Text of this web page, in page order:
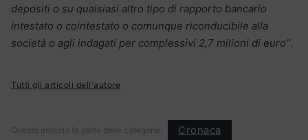
depositi o su qualsiasi altro tipo di rapporto bancario
intestato o cointestato o comunque riconducibile alla
società o agli indagati per complessivi 2,7 milioni di euro”.
Tutti gli articoli dell'autore
Questo articolo fa parte delle categorie: Cronaca